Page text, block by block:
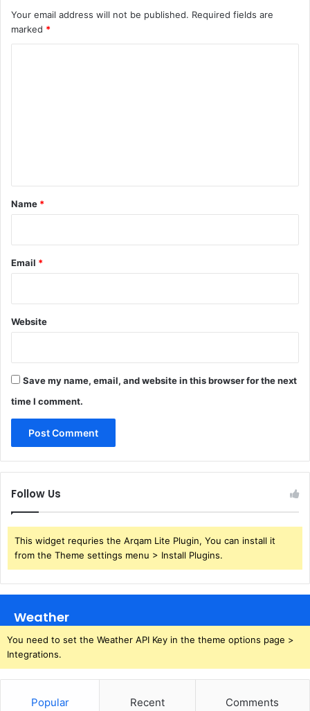
Your email address will not be published. Required fields are
marked *
*
Name *
Email *
Website
Save my name, email, and website in this browser for the next
time I comment.
Follow Us
This widget requries the Arqam Lite Plugin, You can install it
from the Theme settings menu > Install Plugins.
Weather
You need to set the Weather API Key in the theme options page >
Integrations.
Popular Recent Comments